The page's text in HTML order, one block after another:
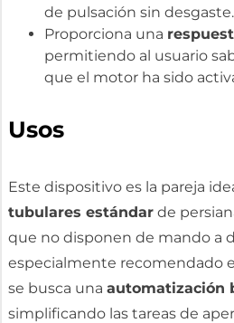
de pulsación sin desgaste.
Proporciona una
permitiendo al usuario
que el motor ha sido
Usos
Este dispositivo es la pareja
tubulares estándar de
que no disponen de mando a
especialmente recomendado
se busca unaautomatización
simplificando las tareas de